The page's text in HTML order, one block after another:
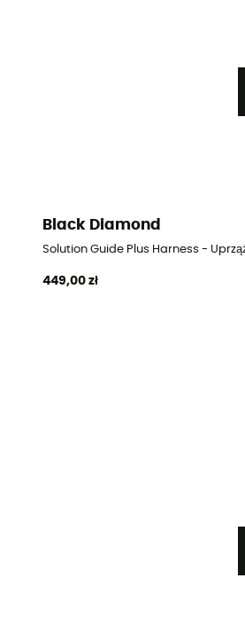
Black Diamond
Solution Guide Plus Harness -
449,00 zł